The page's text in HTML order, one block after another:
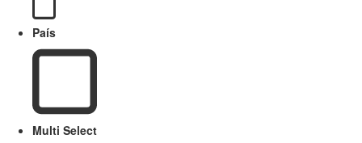
País
Multi Select